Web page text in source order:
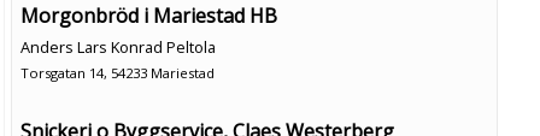
Morgonbröd i Mariestad HB
Anders Lars Konrad Peltola
Torsgatan 14, 54233 Mariestad